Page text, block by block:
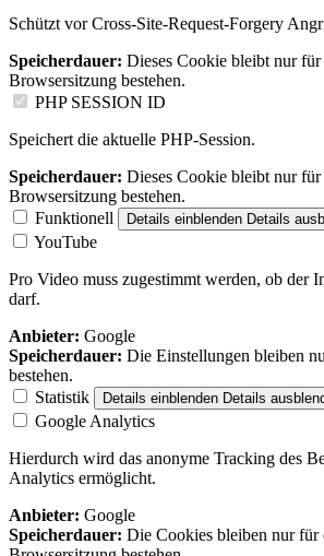
Schützt vor Cross-Site-Request-Forgery
Speicherdauer: Dieses Cookie bleibt nur
Browsersitzung bestehen.
PHP SESSION ID
Speichert die aktuelle PHP-Session.
Speicherdauer: Dieses Cookie bleibt nur
Browsersitzung bestehen.
Funktionell
Details einblenden Details
YouTube
Pro Video muss zugestimmt werden, ob der
darf.
Anbieter: Google
Speicherdauer: Die Einstellungen bleiben
bestehen.
Statistik
Details einblenden Details
Google Analytics
Hierdurch wird das anonyme Tracking des
Analytics ermöglicht.
Anbieter: Google
Speicherdauer: Die Cookies bleiben nur für